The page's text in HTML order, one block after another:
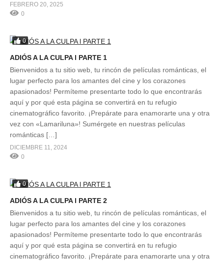
FEBRERO 20, 2025
0
0
ADIÓS A LA CULPA l PARTE 1
Bienvenidos a tu sitio web, tu rincón de películas románticas, el
lugar perfecto para los amantes del cine y los corazones
apasionados! Permíteme presentarte todo lo que encontrarás
aquí y por qué esta página se convertirá en tu refugio
cinematográfico favorito. ¡Prepárate para enamorarte una y otra
vez con «Lamariluna»! Sumérgete en nuestras películas
románticas […]
DICIEMBRE 11, 2024
0
0
ADIÓS A LA CULPA l PARTE 2
Bienvenidos a tu sitio web, tu rincón de películas románticas, el
lugar perfecto para los amantes del cine y los corazones
apasionados! Permíteme presentarte todo lo que encontrarás
aquí y por qué esta página se convertirá en tu refugio
cinematográfico favorito. ¡Prepárate para enamorarte una y otra